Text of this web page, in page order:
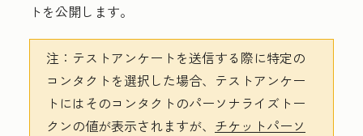
トを公開します。
注： テストアンケートを送信する際に特定の
コンタクトを選択した場合、テストアンケー
トにはそのコンタクトのパーソナライズトー
クンの値が表示されますが、 チケットパーソ